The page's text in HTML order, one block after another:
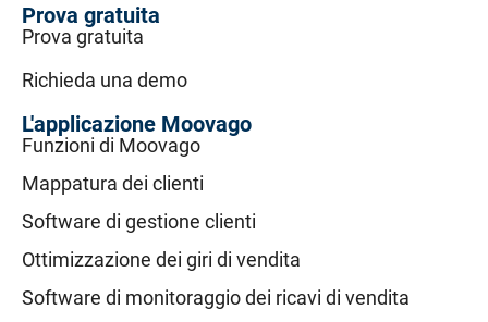
Prova gratuita
Prova gratuita
Richieda una demo
L'applicazione Moovago
Funzioni di Moovago
Mappatura dei clienti
Software di gestione clienti
Ottimizzazione dei giri di vendita
Software di monitoraggio dei ricavi di vendita